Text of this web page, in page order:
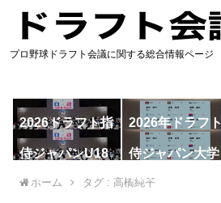
プロ野球ドラフト会議に関する総合情報ページ
2026ドラフト指
名予想
2026年ドラフト
候補
侍ジャパンU18
代表
侍ジャパン大学
代表
ホーム タグ : 高橋純平